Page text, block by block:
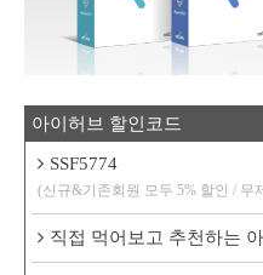
아이허브 할인코드
SSF5774
(신규&기존회원 모두 5% 할인 / 무
직접 먹어보고 추천하는